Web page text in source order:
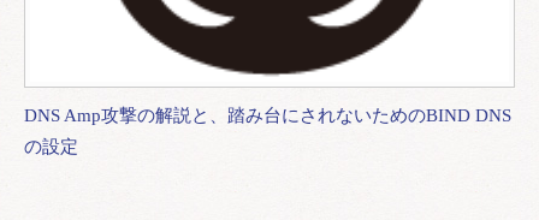
DNS Amp攻撃の解説と、踏み台にされないためのBIND DNS
の設定